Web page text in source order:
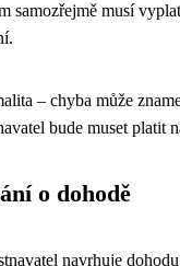
samozřejmě musí
– chyba může
bude muset platit
o dohodě
navrhuje